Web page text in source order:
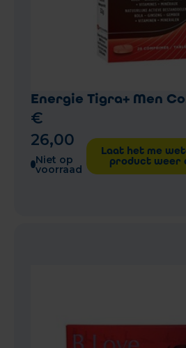
Energie Tigra+ Men
€
26,00
Niet op
voorraad
Laat het me
product weer